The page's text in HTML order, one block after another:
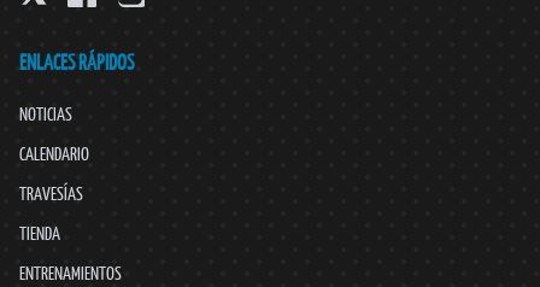
ENLACES RÁPIDOS
NOTICIAS
CALENDARIO
TRAVESÍAS
TIENDA
ENTRENAMIENTOS